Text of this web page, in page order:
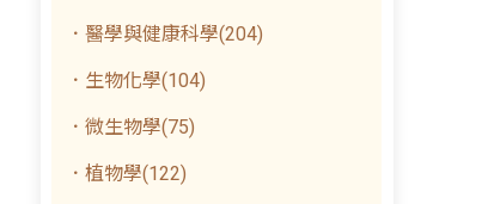
．醫學與健康科學(204)
．生物化學(104)
．微生物學(75)
．植物學(122)